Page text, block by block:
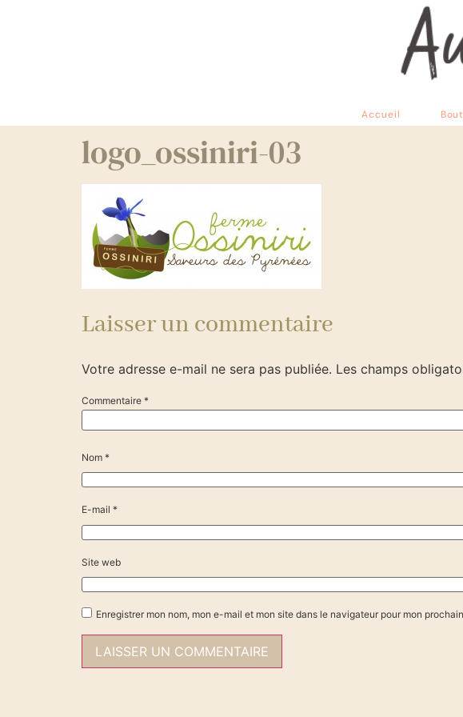
Accueil
logo_ossiniri-03
Laisser un commentaire
Votre adresse e-mail ne sera pas publiée. Les champs
Commentaire *
Nom *
E-mail *
Site web
Enregistrer mon nom, mon e-mail et mon site dans le navigateur pour mon